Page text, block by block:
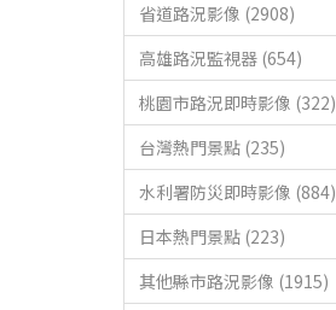
省道路況影像 (2908)
高雄路況監視器 (654)
桃園市路況即時影像 (322)
台灣熱門景點 (235)
水利署防災即時影像 (884)
日本熱門景點 (223)
其他縣市路況影像 (1915)